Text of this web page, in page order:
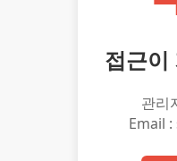
접근이
관리
Email